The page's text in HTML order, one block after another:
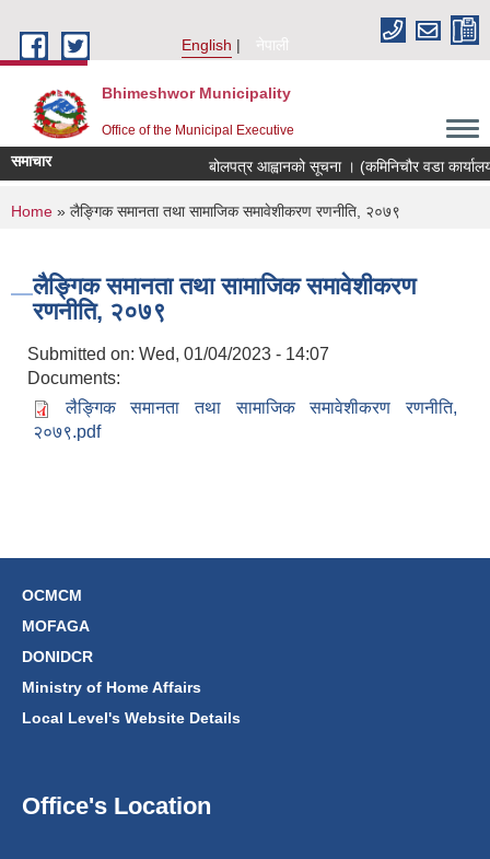
English
नेपाली
Bhimeshwor Municipality
Office of the Municipal Executive
समाचार बोलपत्र आह्वानको सूचना । (कमिनिचौर वडा
You are here
Home » लैङ्गिक समानता तथा सामाजिक समावेशीकरण रणनीति, २०७९
लैङ्गिक समानता तथा सामाजिक समावेशीकरण
रणनीति, २०७९
Submitted on: Wed, 01/04/2023 - 14:07
Documents:
लैङ्गिक समानता तथा सामाजिक समावेशीकरण रणनीति,
२०७९.pdf
OCMCM
MOFAGA
DONIDCR
Ministry of Home Affairs
Local Level's Website Details
Office's Location